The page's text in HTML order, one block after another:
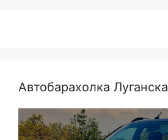
Автобарахолка Луганска